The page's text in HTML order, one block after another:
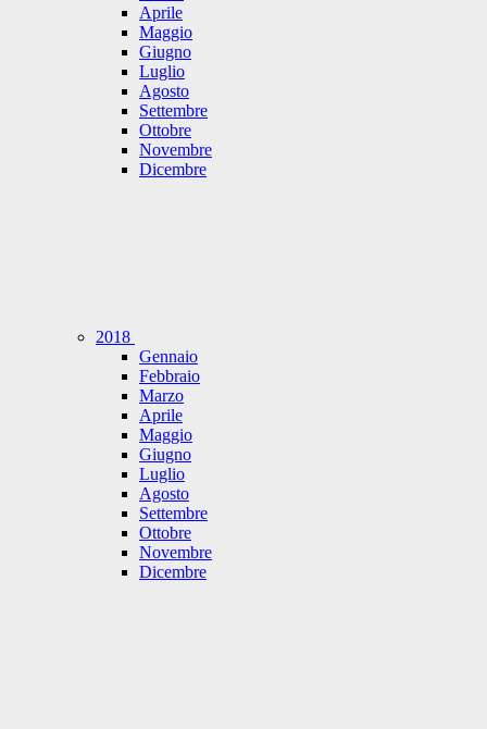
Aprile
Maggio
Giugno
Luglio
Agosto
Settembre
Ottobre
Novembre
Dicembre
2018
Gennaio
Febbraio
Marzo
Aprile
Maggio
Giugno
Luglio
Agosto
Settembre
Ottobre
Novembre
Dicembre